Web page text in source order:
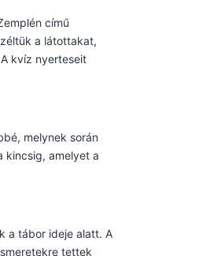
című
a látottakat,
kvíz nyerteseit
melynek során
kincsig, amelyet a
a tábor ideje alatt. A
tettek